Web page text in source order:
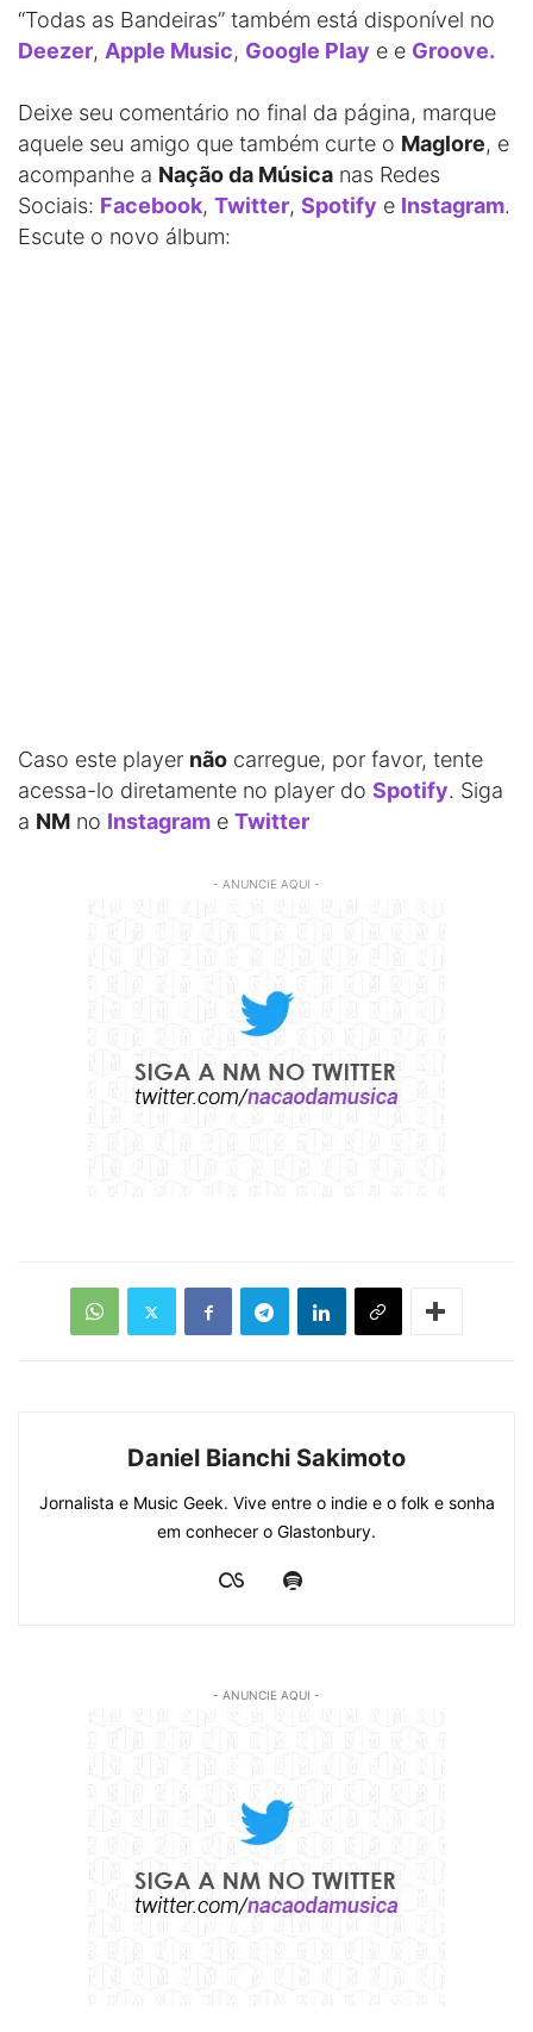
“Todas as Bandeiras” também está disponível no
Deezer, Apple Music, Google Play e e Groove.
Deixe seu comentário no final da página, marque
aquele seu amigo que também curte o Maglore, e
acompanhe a Nação da Música nas Redes
Sociais: Facebook, Twitter, Spotify e Instagram.
Escute o novo álbum:
Caso este player não carregue, por favor, tente
acessa-lo diretamente no player do Spotify. Siga
a NM no Instagram e Twitter
- ANUNCIE AQUI -
Daniel Bianchi Sakimoto
Jornalista e Music Geek. Vive entre o indie e o folk e sonha
em conhecer o Glastonbury.
- ANUNCIE AQUI -